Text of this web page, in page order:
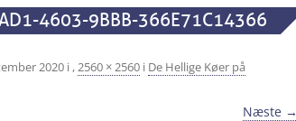
4603-9BBB-366E71C14366
2020 i ,2560 × 2560 i De Hellige Køer på
Næste →